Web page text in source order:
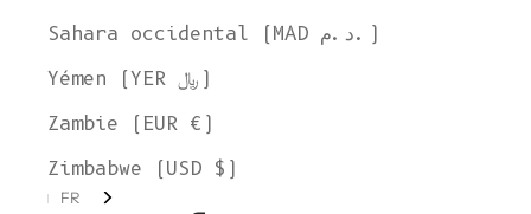
Sahara occidental (MAD د.م.)
Yémen (YER ﷼)
Zambie (EUR €)
Zimbabwe (USD $)
FR